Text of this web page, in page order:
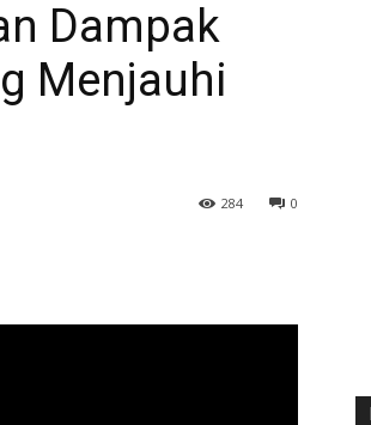
Dampak
Menjauhi
0
284